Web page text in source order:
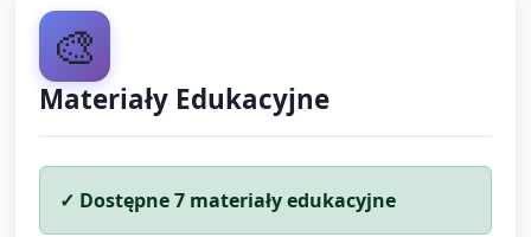
🎨
Materiały Edukacyjne
✓ Dostępne7 materiały edukacyjne